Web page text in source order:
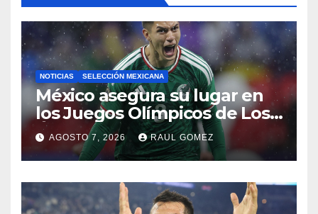
NOTICIAS SELECCIÓN MEXICANA
México asegura su lugar en
los Juegos Olímpicos de Los
Ángeles 2028
AGOSTO 7, 2026 RAUL GOMEZ